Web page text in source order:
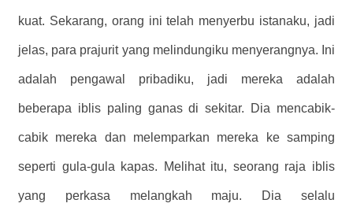
kuat. Sekarang, orang ini telah menyerbu istanaku, jadi
jelas, para prajurit yang melindungiku menyerangnya. Ini
adalah pengawal pribadiku, jadi mereka adalah
beberapa iblis paling ganas di sekitar. Dia mencabik-
cabik mereka dan melemparkan mereka ke samping
seperti gula-gula kapas. Melihat itu, seorang raja iblis
yang perkasa melangkah maju. Dia selalu